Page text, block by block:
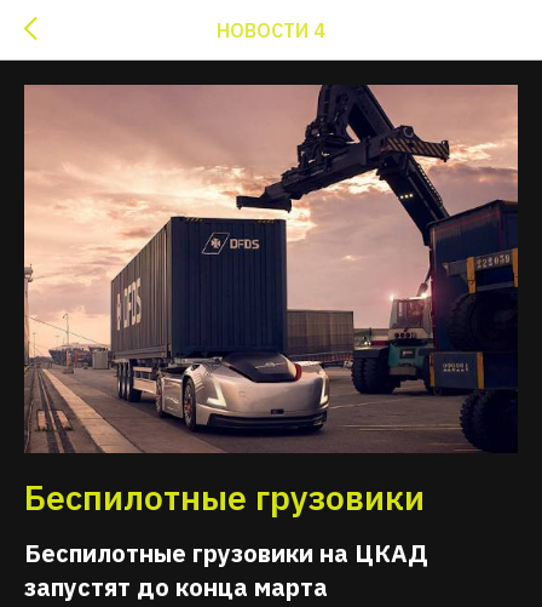
НОВОСТИ 4
Беспилотные грузовики
Беспилотные грузовики на ЦКАД
запустят до конца марта